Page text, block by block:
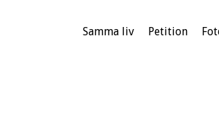
Samma liv Petition